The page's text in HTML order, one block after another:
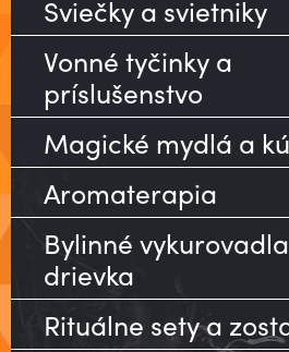
Sviečky a svietniky
Vonné tyčinky a
príslušenstvo
Magické mydlá a
Aromaterapia
Bylinné
drievka
Rituálne sety a